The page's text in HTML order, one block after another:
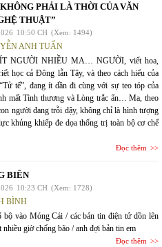
PHẢI LÀ THỜI CỦA VĂN
THUẬT”
10:50 CH (Xem: 1494)
ANH TUẤN
NGƯỜI NHIỀU MA… NGƯỜI, viết hoa,
học cả Đông lẫn Tây, và theo cách hiểu của
tế”, đang ít dần đi cùng với sự teo tóp của
mất Tình thương và Lòng trắc ẩn… Ma, theo
người đang trỗi dậy, không chỉ là hình tượng
khủng khiếp đe dọa thống trị toàn bộ cơ chế
Đọc thêm
BIÊN
10:23 CH (Xem: 1728)
BÌNH
bộ vào Móng Cái / các bản tin điện tử dồn lên
nhiều giờ chống bão / anh đợi bản tin em
Đọc thêm